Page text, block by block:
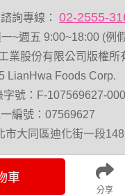
穀力
隨行包33公克44 包 波
原味18克*5包 香菜
萬歲牌堅果
用海苔 總匯點心 中秋
詢專線： 02-2555-
~週五 9:00~18:00 (例
業股份有限公司版權所
LianHwa Foods Corp.
字號：F-107569627-
編號：07569627
市大同區迪化街一段
車
分享